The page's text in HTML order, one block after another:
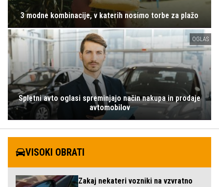
3 modne kombinacije, v katerih nosimo torbe za plažo
OGLAS
Spletni avto oglasi spreminjajo način nakupa in prodaje
avtomobilov
VISOKI OBRATI
Zakaj nekateri vozniki na vzvratno